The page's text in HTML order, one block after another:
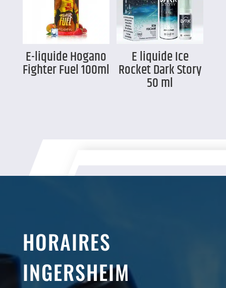
E-liquide Hogano
Fighter Fuel 100ml
E liquide Ice
Rocket Dark Story
50 ml
HORAIRES
INGERSHEIM